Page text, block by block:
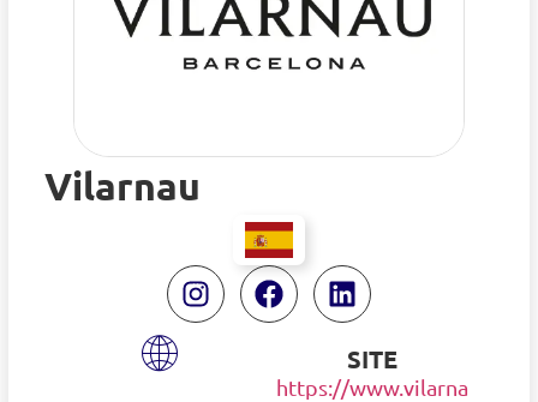
Vilarnau
SITE
https://www.vilarna